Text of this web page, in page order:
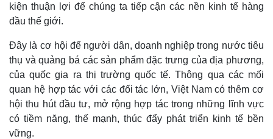
kiện thuận lợi để chúng ta tiếp cận các nền kinh tế hàng
đầu thế giới.
Đây là cơ hội để người dân, doanh nghiệp trong nước tiêu
thụ và quảng bá các sản phẩm đặc trưng của địa phương,
của quốc gia ra thị trường quốc tế. Thông qua các mối
quan hệ hợp tác với các đối tác lớn, Việt Nam có thêm cơ
hội thu hút đầu tư, mở rộng hợp tác trong những lĩnh vực
có tiềm năng, thế mạnh, thúc đẩy phát triển kinh tế bền
vững.